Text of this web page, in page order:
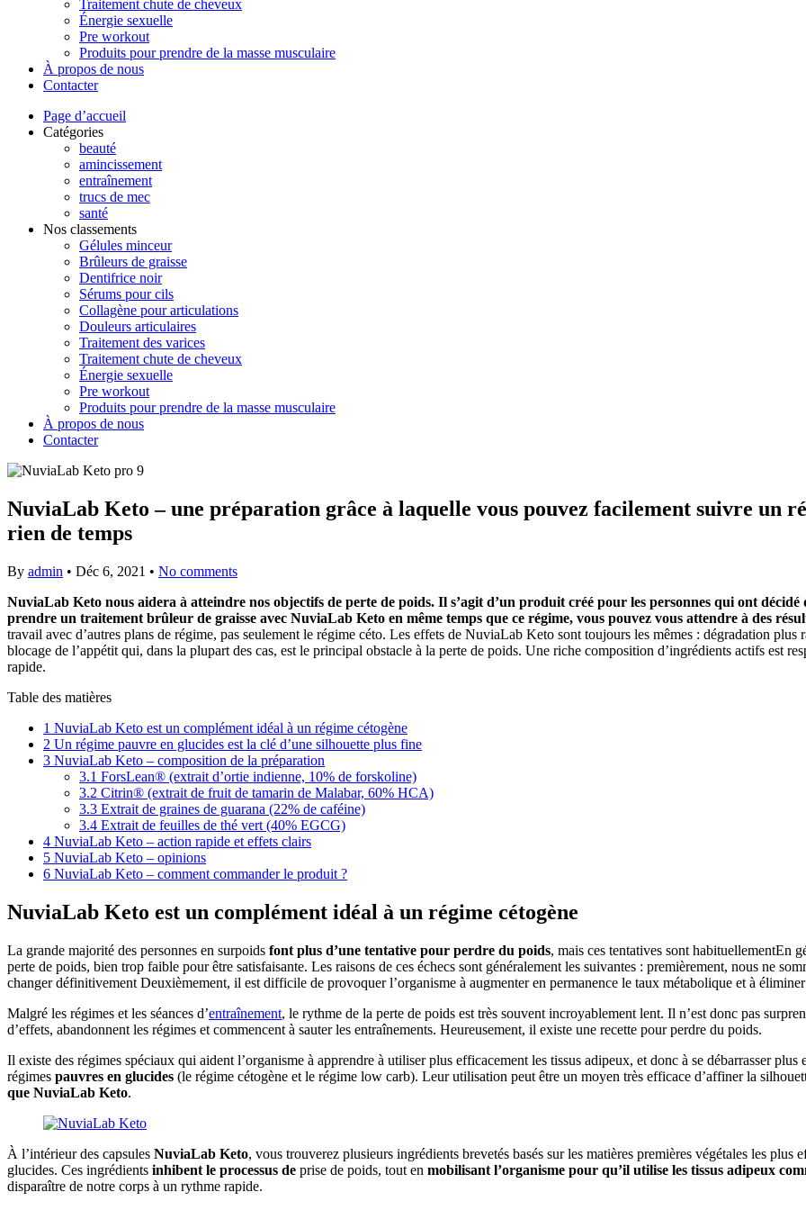
Traitement chute de cheveux
Énergie sexuelle
Pre workout
Produits pour prendre de la masse musculaire
À propos de nous
Contacter
Page d’accueil
Catégories
beauté
amincissement
entraînement
trucs de mec
santé
Nos classements
Gélules minceur
Brûleurs de graisse
Dentifrice noir
Sérums pour cils
Collagène pour articulations
Douleurs articulaires
Traitement des varices
Traitement chute de cheveux
Énergie sexuelle
Pre workout
Produits pour prendre de la masse musculaire
À propos de nous
Contacter
NuviaLab Keto – une préparation grâce à laquelle vous pouvez facilement suivre un
rien de temps
By admin • Déc 6, 2021 • No comments
NuviaLab Keto nous aidera à atteindre nos objectifs de perte de poids. Il s’agit d’un produit créé pour les personnes qui ont
prendre un traitement brûleur de graisse avec NuviaLab Keto en même temps que ce régime, vous pouvez vous attendre à des
travail avec d’autres plans de régime, pas seulement le régime céto. Les effets de NuviaLab Keto sont toujours les mêmes : dégradation
blocage de l’appétit qui, dans la plupart des cas, est le principal obstacle à la perte de poids. Une riche composition d’ingrédients actifs est
rapide.
Table des matières
1 NuviaLab Keto est un complément idéal à un régime cétogène
2 Un régime pauvre en glucides est la clé d’une silhouette plus fine
3 NuviaLab Keto – composition de la préparation
3.1 ForsLean® (extrait d’ortie indienne, 10% de forskoline)
3.2 Citrin® (extrait de fruit de tamarin de Malabar, 60% HCA)
3.3 Extrait de graines de guarana (22% de caféine)
3.4 Extrait de feuilles de thé vert (40% EGCG)
4 NuviaLab Keto – action rapide et effets clairs
5 NuviaLab Keto – opinions
6 NuviaLab Keto – comment commander le produit ?
NuviaLab Keto est un complément idéal à un régime cétogène
La grande majorité des personnes en surpoids font plus d’une tentative pour perdre du poids, mais ces tentatives sont habituellementEn
perte de poids, bien trop faible pour être satisfaisante. Les raisons de ces échecs sont généralement les suivantes : premièrement, nous ne
changer définitivement Deuxièmement, il est difficile de provoquer l’organisme à augmenter en permanence le taux métabolique et à
Malgré les régimes et les séances d’entraînement, le rythme de la perte de poids est très souvent incroyablement lent. Il n’est donc pas
d’effets, abandonnent les régimes et commencent à sauter les entraînements. Heureusement, il existe une recette pour perdre du poids.
Il existe des régimes spéciaux qui aident l’organisme à apprendre à utiliser plus efficacement les tissus adipeux, et donc à se débarrasser
régimes pauvres en glucides (le régime cétogène et le régime low carb). Leur utilisation peut être un moyen très efficace d’affiner la
que NuviaLab Keto.
À l’intérieur des capsules NuviaLab Keto, vous trouverez plusieurs ingrédients brevetés basés sur les matières premières végétales les plus
glucides. Ces ingrédients inhibent le processus de prise de poids, tout en mobilisant l’organisme pour qu’il utilise les tissus adipeux
disparaître de notre corps à un rythme rapide.